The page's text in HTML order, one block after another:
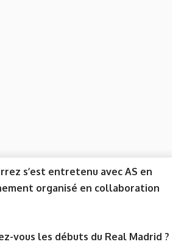
s’est entretenu avec AS en
organisé en collaboration
vous les débuts du Real Madrid ?